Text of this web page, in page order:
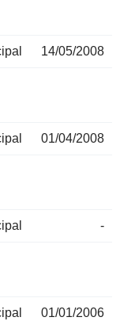
14/05/2008
01/04/2008
-
01/01/2006